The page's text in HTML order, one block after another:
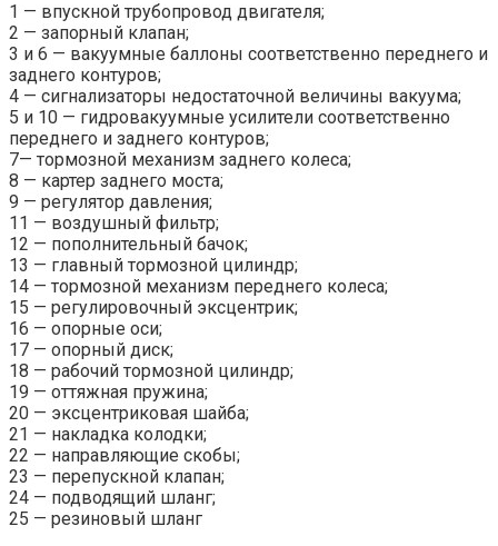
1 — впускной трубопровод двигателя;
2 — запорный клапан;
3 и 6 — вакуумные баллоны соответственно переднего и
заднего контуров;
4 — сигнализаторы недостаточной величины вакуума;
5 и 10 — гидровакуумные усилители соответственно
переднего и заднего контуров;
7— тормозной механизм заднего колеса;
8 — картер заднего моста;
9 — регулятор давления;
11 — воздушный фильтр;
12 — пополнительный бачок;
13 — главный тормозной цилиндр;
14 — тормозной механизм переднего колеса;
15 — регулировочный эксцентрик;
16 — опорные оси;
17 — опорный диск;
18 — рабочий тормозной цилиндр;
19 — оттяжная пружина;
20 — эксцентриковая шайба;
21 — накладка колодки;
22 — направляющие скобы;
23 — перепускной клапан;
24 — подводящий шланг;
25 — резиновый шланг